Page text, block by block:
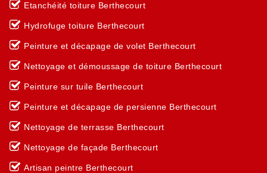
Etanchéité toiture Berthecourt
Hydrofuge toiture Berthecourt
Peinture et décapage de volet Berthecourt
Nettoyage et démoussage de toiture Berthecourt
Peinture sur tuile Berthecourt
Peinture et décapage de persienne Berthecourt
Nettoyage de terrasse Berthecourt
Nettoyage de façade Berthecourt
Artisan peintre Berthecourt